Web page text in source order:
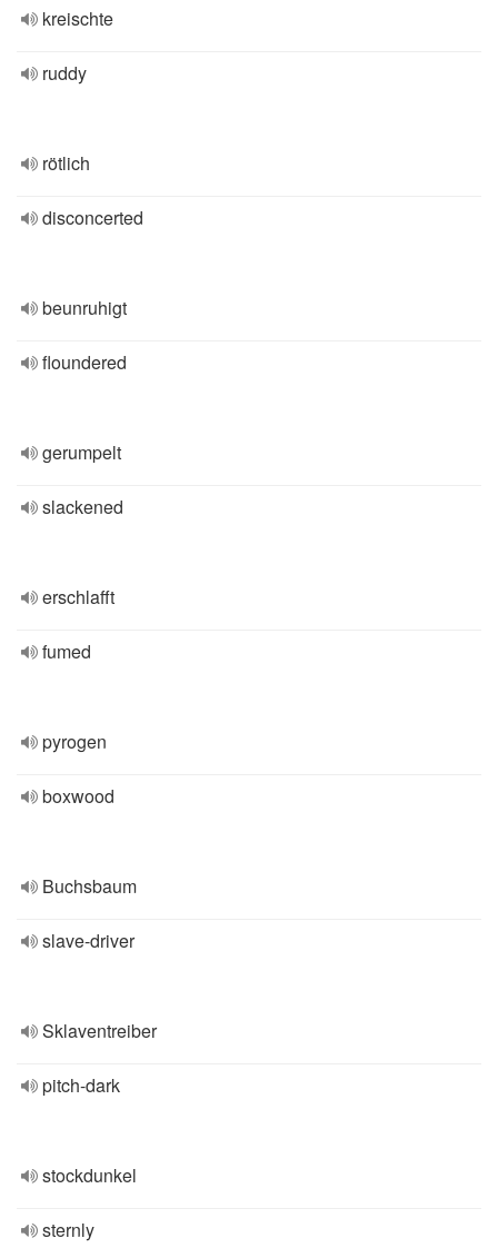
kreischte
ruddy
rötlich
disconcerted
beunruhigt
floundered
gerumpelt
slackened
erschlafft
fumed
pyrogen
boxwood
Buchsbaum
slave-driver
Sklaventreiber
pitch-dark
stockdunkel
sternly